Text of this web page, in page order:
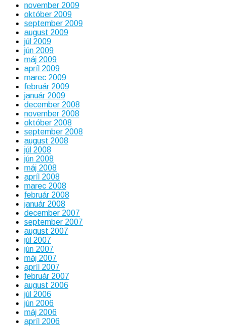
november 2009
október 2009
september 2009
august 2009
júl 2009
jún 2009
máj 2009
apríl 2009
marec 2009
február 2009
január 2009
december 2008
november 2008
október 2008
september 2008
august 2008
júl 2008
jún 2008
máj 2008
apríl 2008
marec 2008
február 2008
január 2008
december 2007
september 2007
august 2007
júl 2007
jún 2007
máj 2007
apríl 2007
február 2007
august 2006
júl 2006
jún 2006
máj 2006
apríl 2006